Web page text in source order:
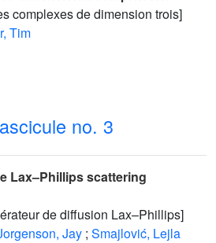
complexes de dimension trois]
Tim
no. 3
Lax–Phillips scattering
de diffusion Lax–Phillips]
Jay ; Smajlović, Lejla